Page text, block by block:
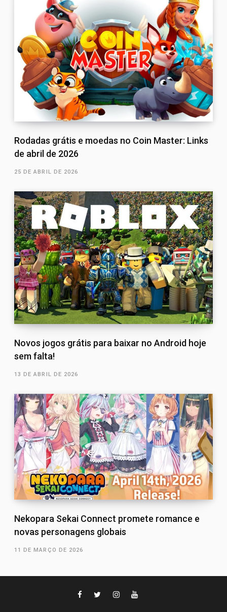
Rodadas grátis e moedas no Coin Master: Links
de abril de 2026
25 DE ABRIL DE 2026
Novos jogos grátis para baixar no Android hoje
sem falta!
13 DE ABRIL DE 2026
Nekopara Sekai Connect promete romance e
novas personagens globais
11 DE MARÇO DE 2026